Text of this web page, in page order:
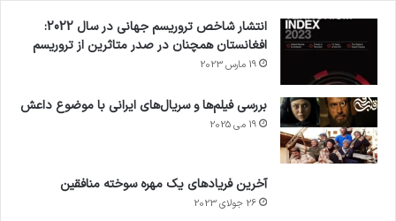
انتشار شاخص تروریسم جهانی در سال 2022:
افغانستان همچنان در صدر متاثرین از تروریسم
19 مارس 2023
بررسی فیلم‌ها و سریال‌های ایرانی با موضوع داعش
19 می 2025
آخرین فریادهای یک مهره سوخته منافقین
26 جولای 2023